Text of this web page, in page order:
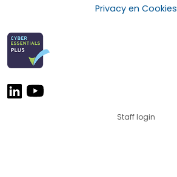
Privacy en Cookies
Staff login